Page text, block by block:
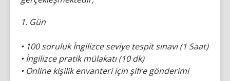
1. Gün
• 100 soruluk İngilizce seviye tespit sınavı (1 Saat)
• İngilizce pratik mülakatı (10 dk)
• Online kişilik envanteri için şifre gönderimi